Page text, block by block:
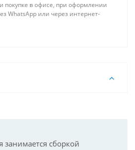
покупке в офисе, при оформлении
WhatsApp или через интернет-
сборкой